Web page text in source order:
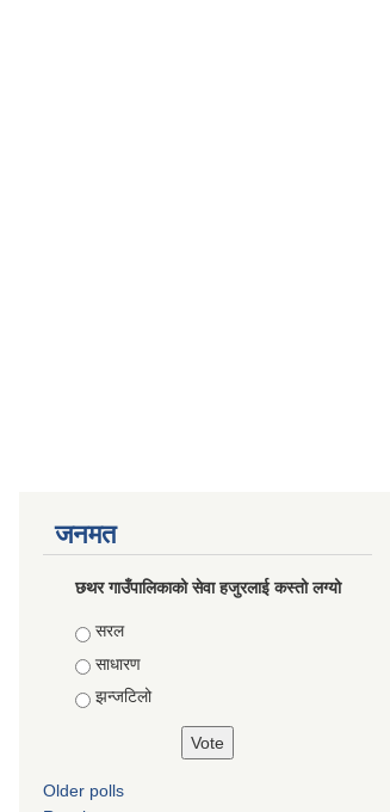
जनमत
छथर गाउँपालिकाको सेवा हजुरलाई कस्तो लग्यो
Choices
सरल
साधारण
झन्जटिलो
Older polls